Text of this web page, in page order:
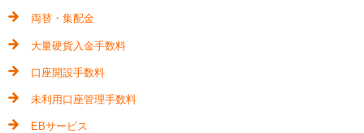
両替・集配金
大量硬貨入金手数料
口座開設手数料
未利用口座管理手数料
EBサービス